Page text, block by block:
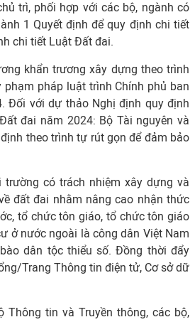
trì, phối hợp với các bộ, ngành có
1 Quyết định để quy định chi tiết
chi tiết Luật Đất đai.
khẩn trương xây dựng theo trình
pháp luật trình Chính phủ ban
Đối với dự thảo Nghị định quy định
đai năm 2024: Bộ Tài nguyên và
theo trình tự rút gọn để đảm bảo
có trách nhiệm xây dựng và
đất đai nhằm nâng cao nhận thức
tổ chức tôn giáo, tổ chức tôn giáo
ở nước ngoài là công dân Việt Nam
dân tộc thiểu số. Đồng thời đẩy
Trang Thông tin điện tử, Cơ sở dữ
tin và Truyền thông, các bộ,